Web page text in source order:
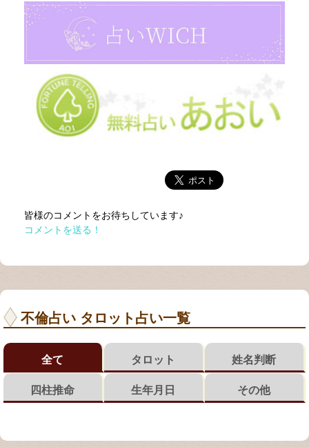
皆様のコメントをお待ちしています♪
コメントを送る！
不倫占い タロット占い一覧
全て タロット 姓名判断
四柱推命 生年月日 その他